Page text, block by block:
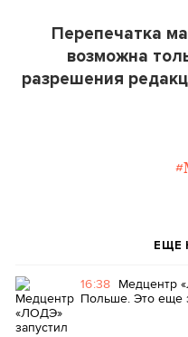
Перепечатка
возможна
разрешения
ЕЩЕ
16:38 Медцентр
Польше. Это еще